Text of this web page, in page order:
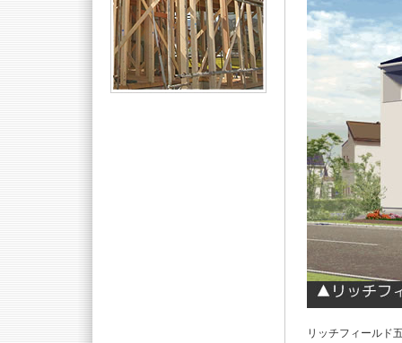
リッチフィールド